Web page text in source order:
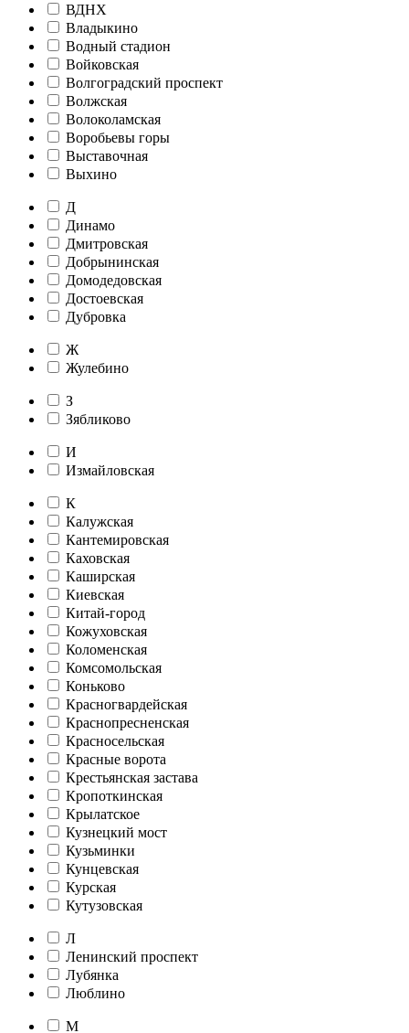
ВДНХ
Владыкино
Водный стадион
Войковская
Волгоградский проспект
Волжская
Волоколамская
Воробьевы горы
Выставочная
Выхино
Д
Динамо
Дмитровская
Добрынинская
Домодедовская
Достоевская
Дубровка
Ж
Жулебино
З
Зябликово
И
Измайловская
К
Калужская
Кантемировская
Каховская
Каширская
Киевская
Китай-город
Кожуховская
Коломенская
Комсомольская
Коньково
Красногвардейская
Краснопресненская
Красносельская
Красные ворота
Крестьянская застава
Кропоткинская
Крылатское
Кузнецкий мост
Кузьминки
Кунцевская
Курская
Кутузовская
Л
Ленинский проспект
Лубянка
Люблино
М